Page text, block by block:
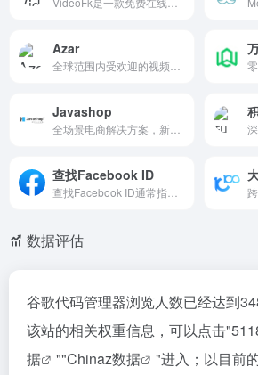
Azar
Javashop
查找Facebook ID
数据评估
谷歌代码管理器浏览人数已经达到
该站的相关权重信息，可以点击"
据
""Chinaz数据
"进入；以目前